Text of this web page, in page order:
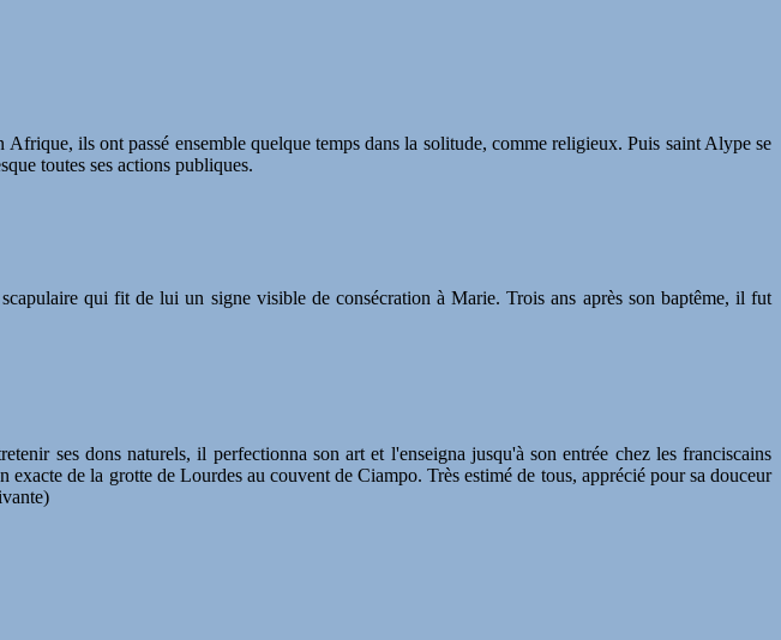
ils ont passé ensemble quelque temps dans la solitude, comme religieux. Puis saint Alype se
toutes ses actions publiques.
qui fit de lui un signe visible de consécration à Marie. Trois ans après son baptême, il fut
ses dons naturels, il perfectionna son art et l'enseigna jusqu'à son entrée chez les franciscains
de la grotte de Lourdes au couvent de Ciampo. Très estimé de tous, apprécié pour sa douceur